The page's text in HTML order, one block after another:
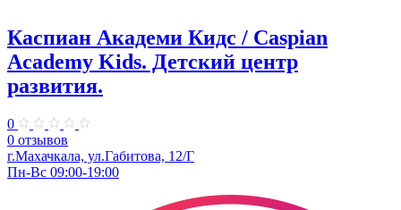
Каспиан Академи Кидс / Caspian
Academy Kids. ​Детский центр
развития.
0
0 отзывов
г.Махачкала, ул.Габитова, 12/Г
Пн-Вс 09:00-19:00